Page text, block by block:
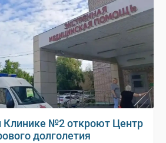
Клинике №2 откроют Центр
долголетия